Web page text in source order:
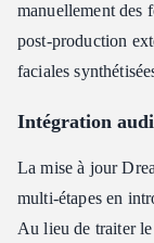
manuellement des
post-production
faciales
Intégration
La mise à jour
multi-étapes en
Au lieu de traiter